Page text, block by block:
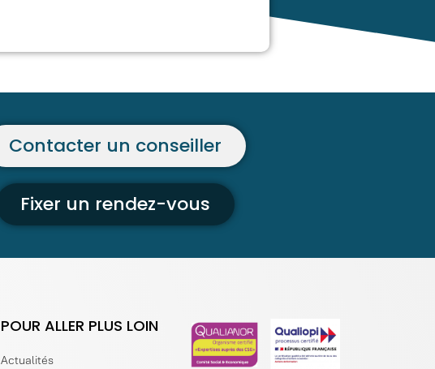
Contacter un conseiller
Fixer un rendez-vous
POUR ALLER PLUS LOIN
Actualités